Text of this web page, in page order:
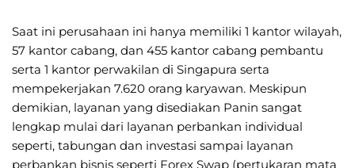
Saat ini perusahaan ini hanya memiliki 1 kantor wilayah,
57 kantor cabang, dan 455 kantor cabang pembantu
serta 1 kantor perwakilan di Singapura serta
mempekerjakan 7.620 orang karyawan. Meskipun
demikian, layanan yang disediakan Panin sangat
lengkap mulai dari layanan perbankan individual
seperti, tabungan dan investasi sampai layanan
perbankan bisnis seperti Forex Swap (pertukaran mata